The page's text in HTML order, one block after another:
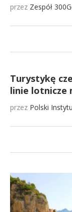
przez Zespół
Turystykę
linie lotnicze
przez Polski